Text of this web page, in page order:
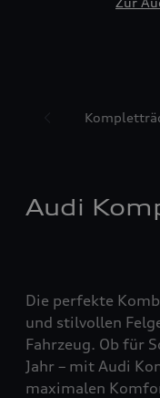
Audi
Die perfekte
und stilvollen
Fahrzeug. Ob für
Jahr – mit Audi
maximalen